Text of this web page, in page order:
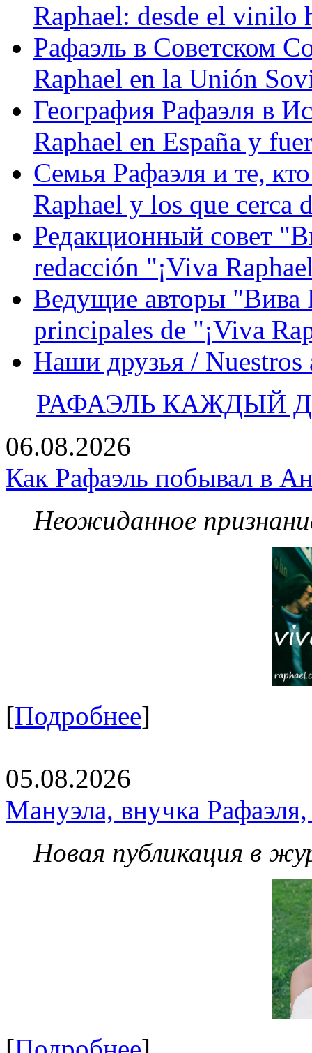
Raphael: desde el vinilo
Рафаэль в Советском
Raphael en la Unión
География Рафаэля в
Raphael en España y
Семья Рафаэля и те,
Raphael y los que cerca
Редакционный совет
redacción "¡Viva
Ведущие авторы "Вива
principales de "¡Viva
Наши друзья / Nuestros
РАФАЭЛЬ КАЖДЫЙ
06.08.2026
Как Рафаэль побывал в
Неожиданное
[Подробнее]
05.08.2026
Мануэла, внучка
Новая публикация в